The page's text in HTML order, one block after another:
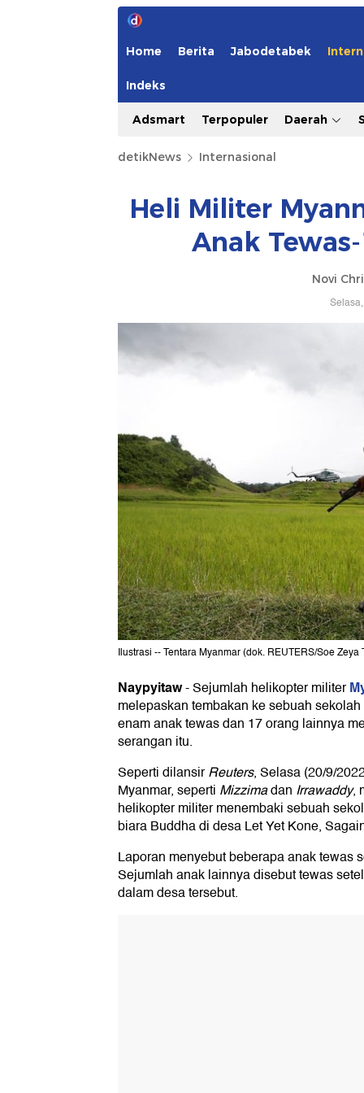
Home Berita Jabodetabek
Indeks
Adsmart Terpopuler Daerah
detikNews Internasional
Heli Militer
Anak
Novi
Ilustrasi -- Tentara Myanmar (dok. REUTERS/Soe Zeya
Naypyitaw-Sejumlah helikopter militer
melepaskan tembakan ke sebuah
enam anak tewas dan 17 orang lainnya
serangan itu.
Seperti dilansirReuters, Selasa (20/9/
Myanmar, seperti Mizzimadan Irrawaddy,
helikopter militer menembaki sebuah
biara Buddha di desa Let Yet Kone,
Laporan menyebut beberapa anak tewas
Sejumlah anak lainnya disebut tewas
dalam desa tersebut.